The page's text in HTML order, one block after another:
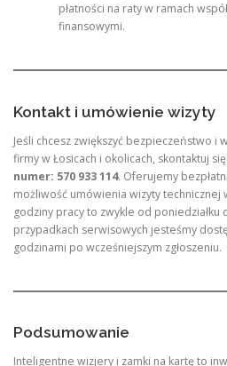
płatności na raty w ramach
finansowymi.
Kontakt i umówienie wizyty
Jeśli chcesz zwiększyć bezpieczeństwo i
firmy w Łosicach i okolicach, skontaktuj
numer: 570 933 114. Oferujemy
możliwość umówienia wizyty
godziny pracy to zwykle od poniedziałku
przypadkach serwisowych jesteśmy
godzinami po wcześniejszym zgłoszeniu.
Podsumowanie
Inteligentne wizjery i zamki na kartę to